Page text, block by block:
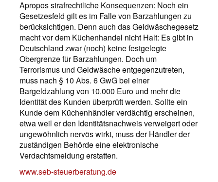
Apropos strafrechtliche Konsequenzen: Noch ein
Gesetzesfeld gilt es im Falle von Barzahlungen zu
berücksichtigen. Denn auch das Geldwäschegesetz
macht vor dem Küchenhandel nicht Halt: Es gibt in
Deutschland zwar (noch) keine festgelegte
Obergrenze für Barzahlungen. Doch um
Terrorismus und Geldwäsche entgegenzutreten,
muss nach § 10 Abs. 6 GwG bei einer
Bargeldzahlung von 10.000 Euro und mehr die
Identität des Kunden überprüft werden. Sollte ein
Kunde dem Küchenhändler verdächtig erscheinen,
etwa weil er den Identitätsnachweis verweigert oder
ungewöhnlich nervös wirkt, muss der Händler der
zuständigen Behörde eine elektronische
Verdachtsmeldung erstatten.
www.seb-steuerberatung.de